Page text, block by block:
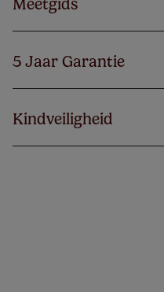
Meetgids
5 Jaar Garantie
Kindveiligheid